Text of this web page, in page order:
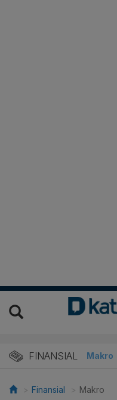
FINANSIAL Makro
Finansial Makro